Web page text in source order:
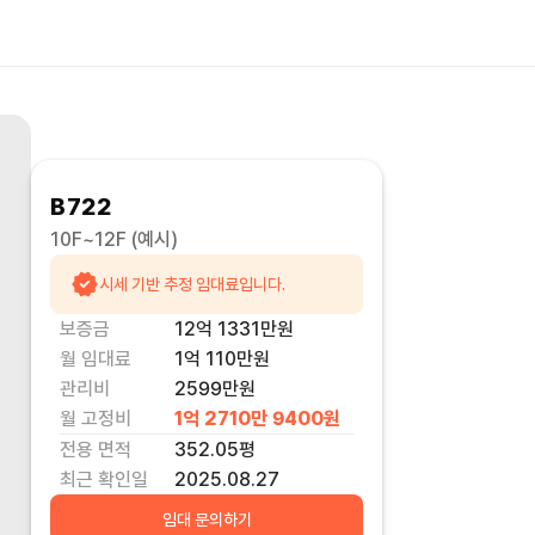
B722
10F~12F (예시)
시세 기반 추정 임대료입니다.
보증금 12억 1331만원
월 임대료
1억 110만원
관리비
2599만원
월 고정비
1억 2710만 9400원
전용 면적
352.05평
최근 확인일
2025.08.27
임대 문의하기